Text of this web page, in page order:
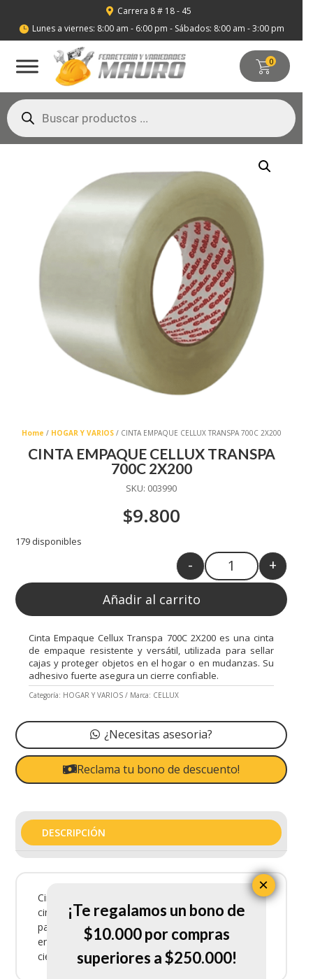
 Carrera 8 # 18 - 45
 Lunes a viernes: 8:00 am - 6:00 pm - Sábados: 8:00 am - 3:00 pm
0
Búsqueda
de
productos
Home / HOGAR Y VARIOS/ CINTA EMPAQUE CELLUX TRANSPA 700C 2X200
CINTA EMPAQUE CELLUX TRANSPA
700C 2X200
SKU: 003990
$9.800
179 disponibles
Quantity
- +
Añadir al carrito
Cinta Empaque Cellux Transpa 700C 2X200 es una cinta
de empaque resistente y versátil, utilizada para sellar
cajas y proteger objetos en el hogar o en mudanzas. Su
adhesivo fuerte asegura un cierre confiable.
Categoría: HOGAR Y VARIOS Marca: CELLUX
¿Necesitas asesoria?
Reclama tu bono de descuento!
DESCRIPCIÓN
Cinta Empaque Cellux Transpa 700C 2X200 es una
cinta de empaque resistente y versátil, utilizada
para sellar cajas y proteger objetos en el hogar o
en mudanzas. Su adhesivo fuerte asegura un
cierre confiable.
¡Te regalamos un bono de
$10.000 por compras
superiores a $250.000!
×